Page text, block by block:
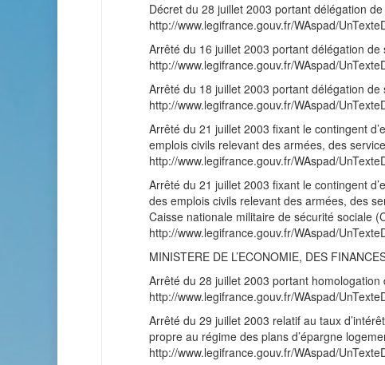
Décret du 28 juillet 2003 portant délégation
http://www.legifrance.gouv.fr/WAspad/
Arrêté du 16 juillet 2003 portant délégation de
http://www.legifrance.gouv.fr/WAspad/
Arrêté du 18 juillet 2003 portant délégation
http://www.legifrance.gouv.fr/WAspad/
Arrêté du 21 juillet 2003 fixant le contingent
emplois civils relevant des armées, des
http://www.legifrance.gouv.fr/WAspad/
Arrêté du 21 juillet 2003 fixant le contingent
des emplois civils relevant des armées, des
Caisse nationale militaire de sécurité sociale
http://www.legifrance.gouv.fr/WAspad/
MINISTERE DE L’ECONOMIE, DES
Arrêté du 28 juillet 2003 portant
http://www.legifrance.gouv.fr/WAspad/
Arrêté du 29 juillet 2003 relatif au taux
propre au régime des plans d’épargne
http://www.legifrance.gouv.fr/WAspad/